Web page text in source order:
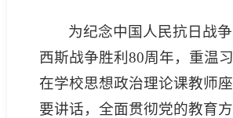
为纪念中国人民抗日战
西斯战争胜利80周年，重温
在学校思想政治理论课教师
要讲话，全面贯彻党的教育